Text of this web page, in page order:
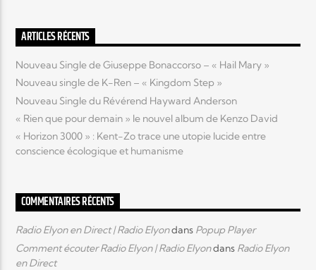
Elyon Kids
ARTICLES RÉCENTS
Nouveau Single de Giuseppe Bonaccorso – « Hail Mary »
Nouveau single de K-Ren – « Kingdom Step »
Nouveau Single du Révérend Hayward Anderson
« Rien que pour demain » le nouvel album de Kenzo David
« Horizon 3000 » : Kent-Zo trace une utopie lucide entre
conscience écologique et humanisme
COMMENTAIRES RÉCENTS
Radio Elyon en Direct | Radio Elyondans Popup Player
Comment écouter Radio Elyon | Radio Elyondans Radio Elyon
en Direct